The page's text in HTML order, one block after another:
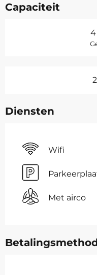
Capaciteit
4
Diensten
Wifi
Met airco